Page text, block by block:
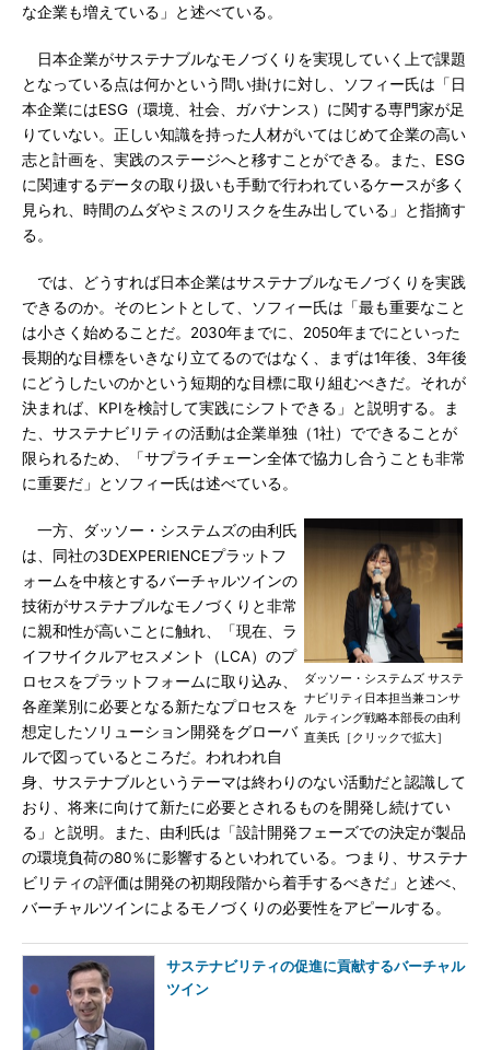
な企業も増えている」と述べている。
日本企業がサステナブルなモノづくりを実現していく上で課題
となっている点は何かという問い掛けに対し、ソフィー氏は「日
本企業にはESG（環境、社会、ガバナンス）に関する専門家が足
りていない。正しい知識を持った人材がいてはじめて企業の高い
志と計画を、実践のステージへと移すことができる。また、ESG
に関連するデータの取り扱いも手動で行われているケースが多く
見られ、時間のムダやミスのリスクを生み出している」と指摘す
る。
では、どうすれば日本企業はサステナブルなモノづくりを実践
できるのか。そのヒントとして、ソフィー氏は「最も重要なこと
は小さく始めることだ。2030年までに、2050年までにといった
長期的な目標をいきなり立てるのではなく、まずは1年後、3年後
にどうしたいのかという短期的な目標に取り組むべきだ。それが
決まれば、KPIを検討して実践にシフトできる」と説明する。ま
た、サステナビリティの活動は企業単独（1社）でできることが
限られるため、「サプライチェーン全体で協力し合うことも非常
に重要だ」とソフィー氏は述べている。
ダッソー・システムズ サステ
ナビリティ日本担当兼コンサ
ルティング戦略本部長の由利
直美氏［クリックで拡大］
一方、ダッソー・システムズの由利氏
は、同社の3DEXPERIENCEプラットフ
ォームを中核とするバーチャルツインの
技術がサステナブルなモノづくりと非常
に親和性が高いことに触れ、「現在、ラ
イフサイクルアセスメント（LCA）のプ
ロセスをプラットフォームに取り込み、
各産業別に必要となる新たなプロセスを
想定したソリューション開発をグローバ
ルで図っているところだ。われわれ自
身、サステナブルというテーマは終わりのない活動だと認識して
おり、将来に向けて新たに必要とされるものを開発し続けてい
る」と説明。また、由利氏は「設計開発フェーズでの決定が製品
の環境負荷の80％に影響するといわれている。つまり、サステナ
ビリティの評価は開発の初期段階から着手するべきだ」と述べ、
バーチャルツインによるモノづくりの必要性をアピールする。
サステナビリティの促進に貢献するバーチャル
ツイン